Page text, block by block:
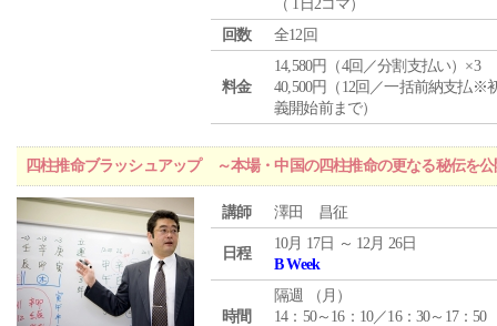
（ 1日2コマ）
回数
全12回
料金
14,580円（4回／分割支払い）×3
40,500円（12回／一括前納支払※
義開始前まで）
四柱推命ブラッシュアップ ～本場・中国の四柱推命の更なる秘伝を
講師 澤田 昌征
日程
10月 17日 ～ 12月 26日
B Week
時間
隔週 （ 月 ）
14：50～16：10／16：30～17：50